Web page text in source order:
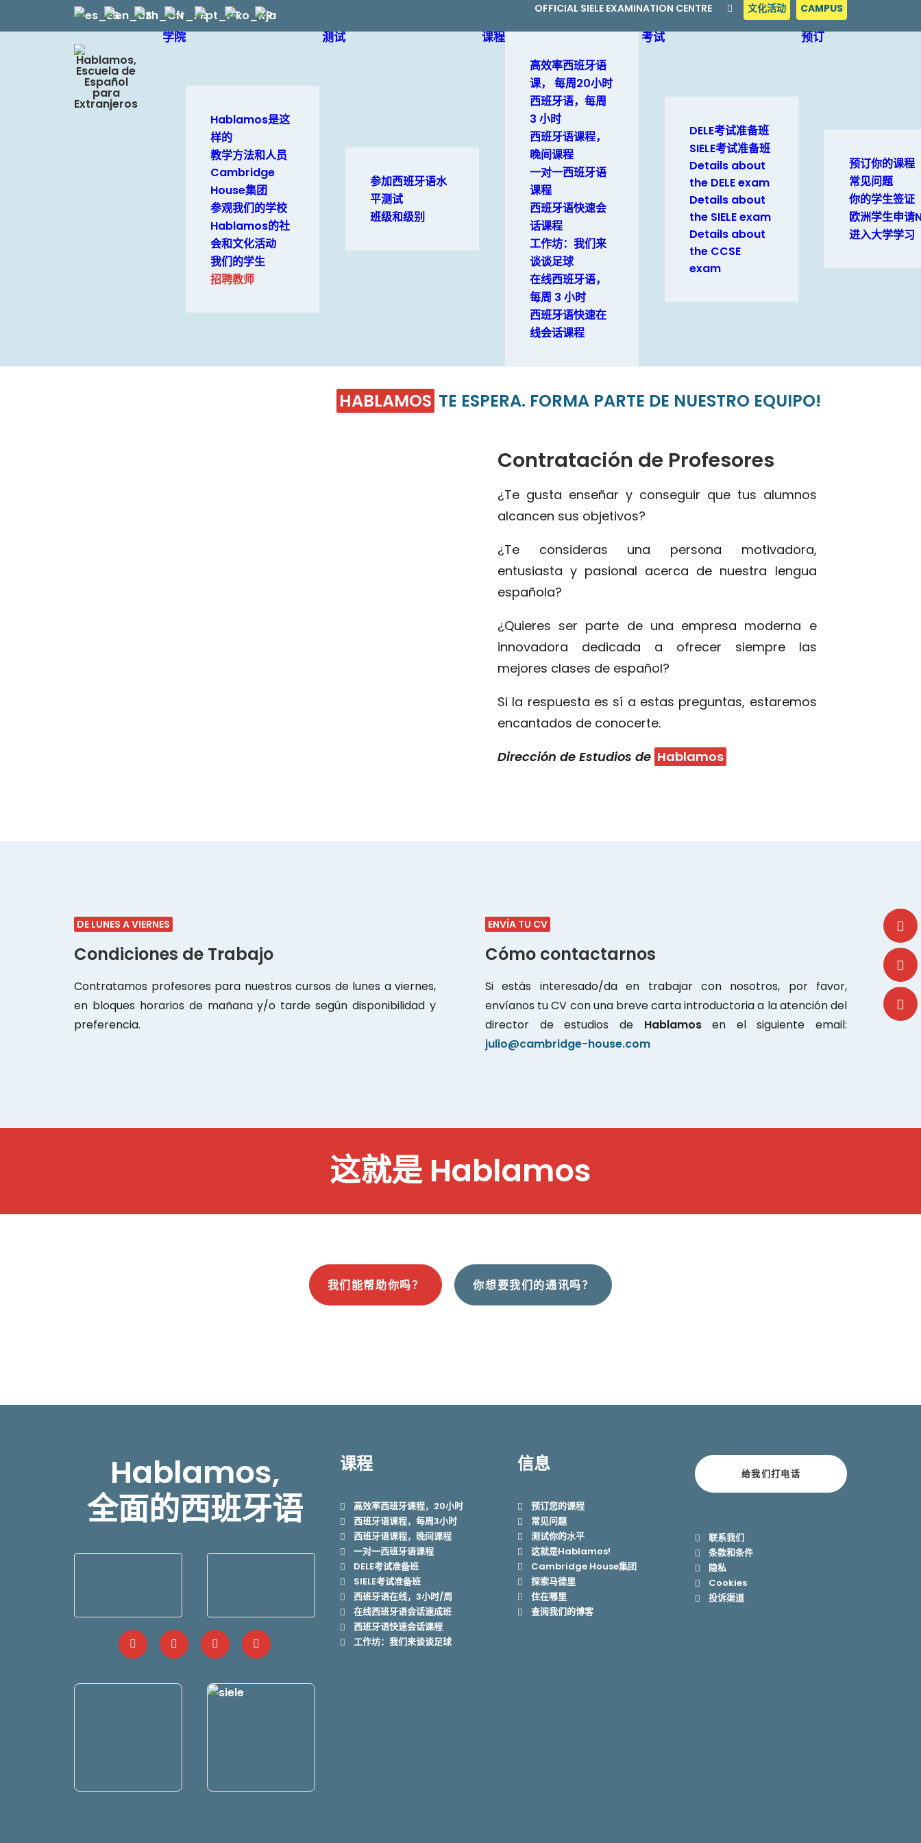
OFFICIAL SIELE EXAMINATION CENTRE 文化活动 CAMPUS
学院
Hablamos是这
样的
教学方法和人员
Cambridge
House集团
参观我们的学校
Hablamos的社
会和文化活动
我们的学生
招聘教师
测试
参加西班牙语水
平测试
班级和级别
课程
高效率西班牙语
课， 每周20小时
西班牙语，每周
3 小时
西班牙语课程，
晚间课程
一对一西班牙语
课程
西班牙语快速会
话课程
工作坊：我们来
谈谈足球
在线西班牙语，
每周 3 小时
西班牙语快速在
线会话课程
考试
DELE考试准备班
SIELE考试准备班
Details about
the DELE exam
Details about
the SIELE exam
Details about
the CCSE
exam
预订
预订你的课程
常见问题
你的学生签证
欧洲学生申请
进入大学学习
HABLAMOSTE ESPERA. FORMA PARTE DE NUESTRO EQUIPO!
Contratación de Profesores
¿Te gusta enseñar y conseguir que tus alumnos
alcancen sus objetivos?
¿Te consideras una persona motivadora,
entusiasta y pasional acerca de nuestra lengua
española?
¿Quieres ser parte de una empresa moderna e
innovadora dedicada a ofrecer siempre las
mejores clases de español?
Si la respuesta es sí a estas preguntas, estaremos
encantados de conocerte.
Dirección de Estudios de Hablamos
DE LUNES A VIERNES
Condiciones de Trabajo
Contratamos profesores para nuestros cursos de lunes a viernes,
en bloques horarios de mañana y/o tarde según disponibilidad y
preferencia.
ENVÍA TU CV
Cómo contactarnos
Si estás interesado/da en trabajar con nosotros, por favor,
envíanos tu CV con una breve carta introductoria a la atención del
director de estudios de Hablamosen el siguiente email:
julio@cambridge-house.com
这就是 Hablamos
我们能帮助你吗？ 你想要我们的通讯吗？
Hablamos,
全面的西班牙语
课程
高效率西班牙课程，20小时
西班牙语课程，每周3小时
西班牙语课程，晚间课程
一对一西班牙语课程
DELE考试准备班
SIELE考试准备班
西班牙语在线，3小时/周
在线西班牙语会话速成班
西班牙语快速会话课程
工作坊：我们来谈谈足球
信息
预订您的课程
常见问题
测试你的水平
这就是Hablamos!
Cambridge House集团
探索马德里
住在哪里
查阅我们的博客
给我们打电话
联系我们
条款和条件
隐私
Cookies
投诉渠道